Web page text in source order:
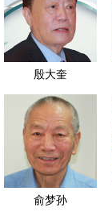
殷大奎
俞梦孙